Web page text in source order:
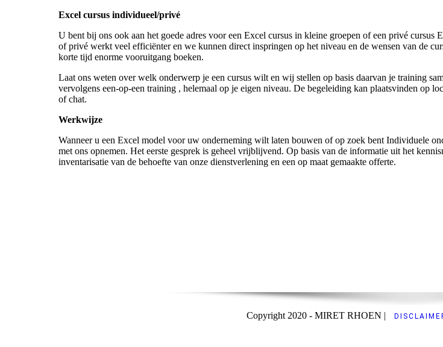
Excel cursus individueel/privé
U bent bij ons ook aan het goede adres voor een Excel cursus in kleine groepen of een privé cursus
of privé werkt veel efficiënter en we kunnen direct inspringen op het niveau en de wensen van de
korte tijd enorme vooruitgang boeken.
Laat ons weten over welk onderwerp je een cursus wilt en wij stellen op basis daarvan je training
vervolgens een-op-een training , helemaal op je eigen niveau. De begeleiding kan plaatsvinden op
of chat.
Werkwijze
Wanneer u een Excel model voor uw onderneming wilt laten bouwen of op zoek bent Individuele
met ons opnemen. Het eerste gesprek is geheel vrijblijvend. Op basis van de informatie uit het
inventarisatie van de behoefte van onze dienstverlening en een op maat gemaakte offerte.
Copyright 2020 - MIRET RHOEN |